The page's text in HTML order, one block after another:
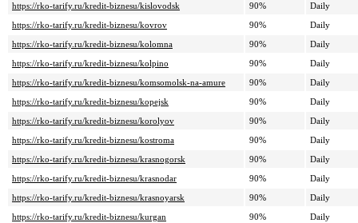
https://rko-tarify.ru/kredit-biznesu/kislovodsk
90%
Daily
https://rko-tarify.ru/kredit-biznesu/kovrov
90%
Daily
https://rko-tarify.ru/kredit-biznesu/kolomna
90%
Daily
https://rko-tarify.ru/kredit-biznesu/kolpino
90%
Daily
https://rko-tarify.ru/kredit-biznesu/komsomolsk-na-amure
90%
Daily
https://rko-tarify.ru/kredit-biznesu/kopejsk
90%
Daily
https://rko-tarify.ru/kredit-biznesu/korolyov
90%
Daily
https://rko-tarify.ru/kredit-biznesu/kostroma
90%
Daily
https://rko-tarify.ru/kredit-biznesu/krasnogorsk
90%
Daily
https://rko-tarify.ru/kredit-biznesu/krasnodar
90%
Daily
https://rko-tarify.ru/kredit-biznesu/krasnoyarsk
90%
Daily
https://rko-tarify.ru/kredit-biznesu/kurgan
90%
Daily